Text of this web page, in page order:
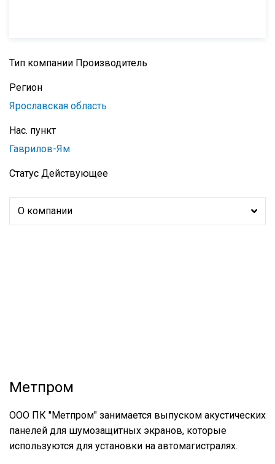
Тип компании Производитель
Регион
Ярославская область
Нас. пункт
Гаврилов-Ям
Статус Действующее
О компании
Метпром
ООО ПК "Метпром" занимается выпуском акустических
панелей для шумозащитных экранов, которые
используются для установки на автомагистралях.